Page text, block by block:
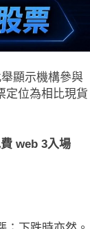
顯示機構參與
定位為相比現貨
web 3入場